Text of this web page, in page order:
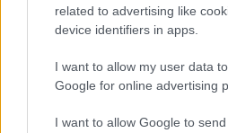
related to advertising like
device identifiers in apps.
I want to allow my user data
Google for online advertising
I want to allow Google to
Majka hiába mondta le
rajongók így is